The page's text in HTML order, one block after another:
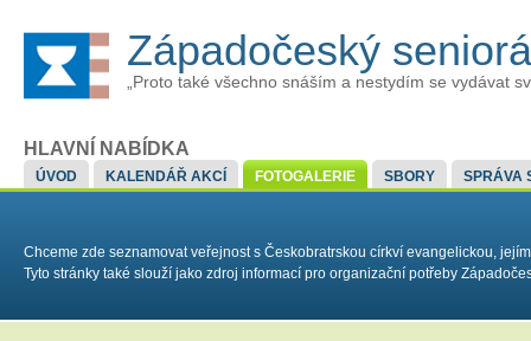
Západočeský
„Proto také všechno snáším a nestydím se vydávat
HLAVNÍ NABÍDKA
ÚVOD KALENDÁŘ AKCÍ FOTOGALERIE SBORY SPRÁVA
Chceme zde seznamovat veřejnost s Českobratrskou církví evangelickou,
Tyto stránky také slouží jako zdroj informací pro organizační potřeby